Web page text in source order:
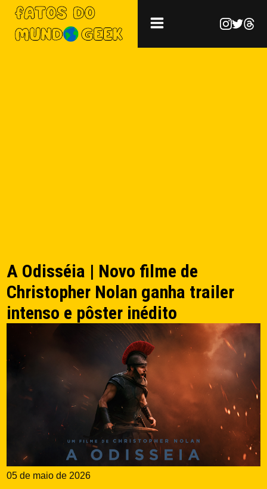
A Odisséia | Novo filme de
Christopher Nolan ganha trailer
intenso e pôster inédito
05 de maio de 2026